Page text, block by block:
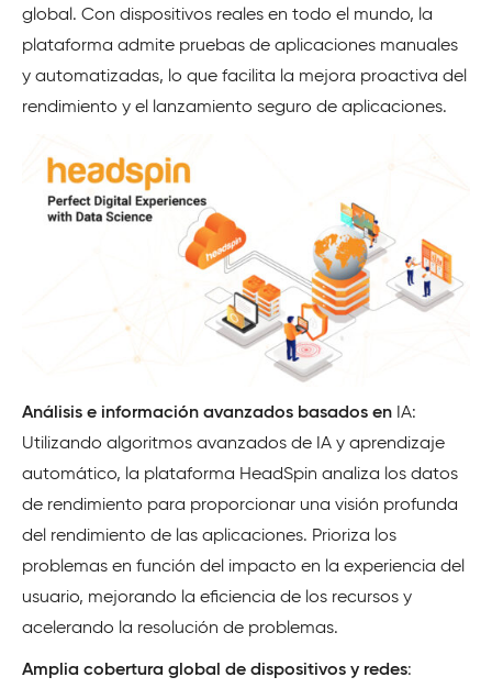
global. Con dispositivos reales en todo el mundo, la
plataforma admite pruebas de aplicaciones manuales
y automatizadas, lo que facilita la mejora proactiva del
rendimiento y el lanzamiento seguro de aplicaciones.
Análisis e información avanzados basados en IA:
Utilizando algoritmos avanzados de IA y aprendizaje
automático, la plataforma HeadSpin analiza los datos
de rendimiento para proporcionar una visión profunda
del rendimiento de las aplicaciones. Prioriza los
problemas en función del impacto en la experiencia del
usuario, mejorando la eficiencia de los recursos y
acelerando la resolución de problemas.
Amplia cobertura global de dispositivos y redes: